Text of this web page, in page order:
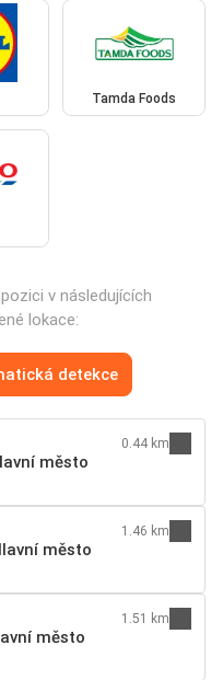
Tamda Foods
v následujících
lokace:
detekce
město
0.44 km
město
1.46 km
město
1.51 km